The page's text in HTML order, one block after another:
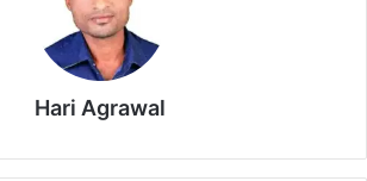
Hari Agrawal